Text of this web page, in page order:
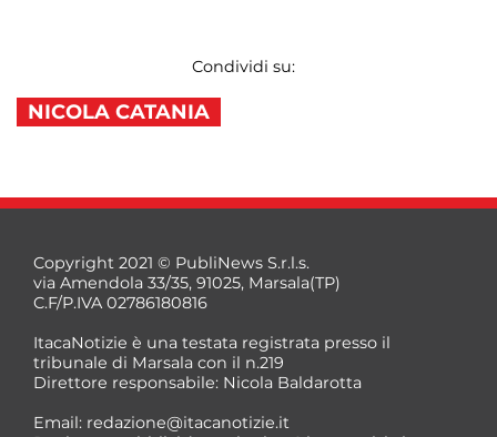
Condividi su:
NICOLA CATANIA
Copyright 2021 © PubliNews S.r.l.s.
via Amendola 33/35, 91025, Marsala(TP)
C.F/P.IVA 02786180816
ItacaNotizie è una testata registrata presso il
tribunale di Marsala con il n.219
Direttore responsabile: Nicola Baldarotta
Email: redazione@itacanotizie.it